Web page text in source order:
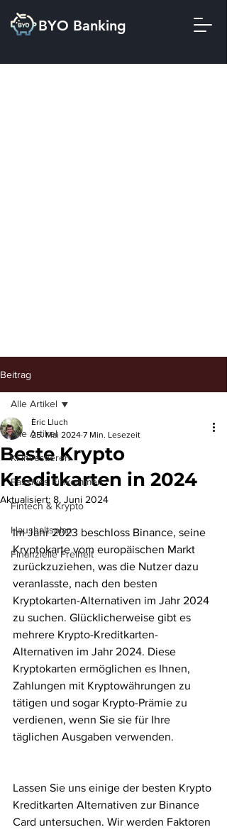
BYO Banking
Beitrag
Alle Artikel
KI investieren
Passives Einkommen
Fintech & Krypto
Haushaltsplan
Finanzielle Freiheit
Alle Artikel
Beste Krypto
Kreditkarten in 2024
Èric Lluch
25. Mai 2024 7 Min. Lesezeit
Aktualisiert: 8. Juni 2024
Im Jahr 2023 beschloss Binance, seine
Kryptokarte vom europäischen Markt
zurückzuziehen, was die Nutzer dazu
veranlasste, nach den besten
Kryptokarten-Alternativen im Jahr 2024
zu suchen. Glücklicherweise gibt es
mehrere Krypto-Kreditkarten-
Alternativen im Jahr 2024. Diese
Kryptokarten ermöglichen es Ihnen,
Zahlungen mit Kryptowährungen zu
tätigen und sogar Krypto-Prämie zu
verdienen, wenn Sie sie für Ihre
täglichen Ausgaben verwenden.
Lassen Sie uns einige der besten Krypto
Kreditkarten Alternativen zur Binance
Card untersuchen. Wir werden Faktoren